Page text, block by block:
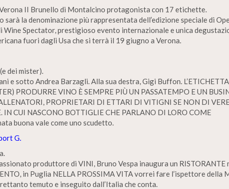
Verona II Brunello di Montalcino protagonista con 17 etichette.
la denominazione più rappresentata dell’edizione speciale di
Wine Spectator, prestigioso evento internazionale e unica
fuori dagli Usa che si terrà il 19 giugno a Verona.
dei mister).
e sotto Andrea Barzagli. Alla sua destra, Gigi Buffon.
PRODURRE VINO È SEMPRE PIÙ UN PASSATEMPO E UN
PROPRIETARI DI ETTARI DI VITIGNI SE NON DI
IN CUI NASCONO BOTTIGLIE CHE PARLANO DI LORO COME
buona vale come uno scudetto.
G.
produttore di VINI, Bruno Vespa inaugura un RISTORANTE
in Puglia NELLA PROSSIMA VITA vorrei fare l’ispettore della
temuto e inseguito dall’Italia che conta.